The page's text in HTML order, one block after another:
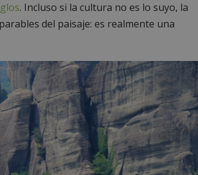
. Incluso si la cultura no es lo suyo, la
del paisaje: es realmente una